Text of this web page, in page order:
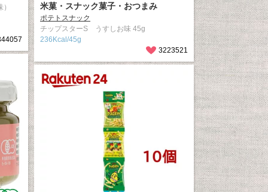
米菓・スナック菓子・おつまみ
ポテトスナック
チップスターS うすしお味 45g
236Kcal/45g
3223521